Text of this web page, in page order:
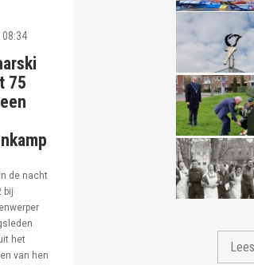
08:34
75
de nacht
bij
het
van hen